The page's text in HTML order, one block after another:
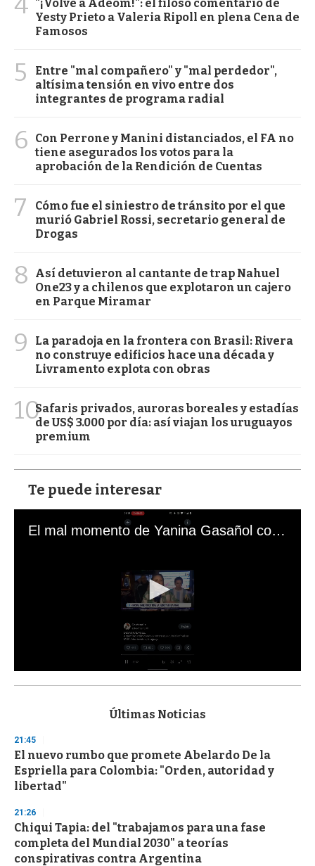
"¡Volvé a Adeom!": el filoso comentario de
Yesty Prieto a Valeria Ripoll en plena Cena de
Famosos
5
Entre "mal compañero" y "mal perdedor",
altísima tensión en vivo entre dos
integrantes de programa radial
6
Con Perrone y Manini distanciados, el FA no
tiene asegurados los votos para la
aprobación de la Rendición de Cuentas
7
Cómo fue el siniestro de tránsito por el que
murió Gabriel Rossi, secretario general de
Drogas
8
Así detuvieron al cantante de trap Nahuel
One23 y a chilenos que explotaron un cajero
en Parque Miramar
9
La paradoja en la frontera con Brasil: Rivera
no construye edificios hace una década y
Livramento explota con obras
10Safaris privados, auroras boreales y estadías
de US$ 3.000 por día: así viajan los uruguayos
premium
Te puede interesar
El mal momento de Yanina Gasañol con un hincha argentino en "Subrayado"
s
d
s
o
f
3
s
e
c
o
n
Últimas Noticias
21:45
El nuevo rumbo que promete Abelardo De la
Espriella para Colombia: "Orden, autoridad y
libertad"
21:26
Chiqui Tapia: del "trabajamos para una fase
completa del Mundial 2030" a teorías
conspirativas contra Argentina